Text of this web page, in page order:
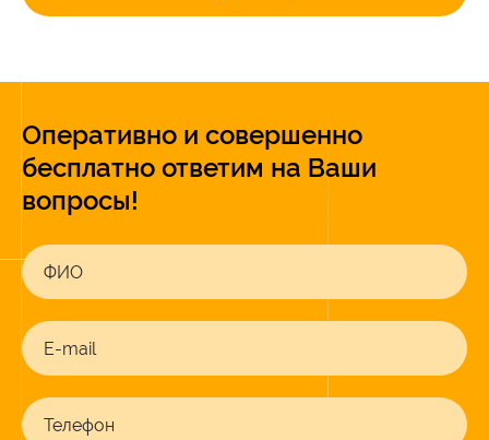
Оперативно и совершенно
бесплатно ответим на Ваши
вопросы!
ФИО
E-mail
Телефон